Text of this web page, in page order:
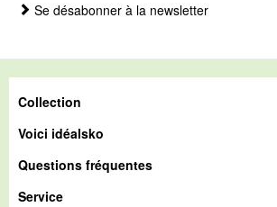
Se désabonner à la newsletter
Collection
Voici idéalsko
Questions fréquentes
Service